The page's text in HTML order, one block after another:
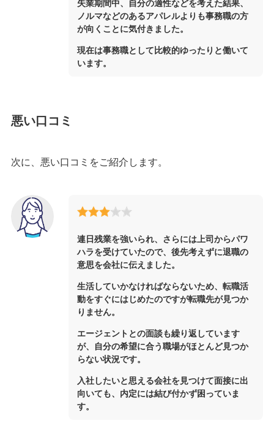
失業期間中、自分の適性などを考えた結果、
ノルマなどのあるアパレルよりも事務職の方
が向くことに気付きました。
現在は事務職として比較的ゆったりと働いて
います。
悪い口コミ
次に、悪い口コミをご紹介します。
連日残業を強いられ、さらには上司からパワ
ハラを受けていたので、後先考えずに退職の
意思を会社に伝えました。
生活していかなければならないため、転職活
動をすぐにはじめたのですが転職先が見つか
りません。
エージェントとの面談も繰り返しています
が、自分の希望に合う職場がほとんど見つか
らない状況です。
入社したいと思える会社を見つけて面接に出
向いても、内定には結び付かず困っていま
す。